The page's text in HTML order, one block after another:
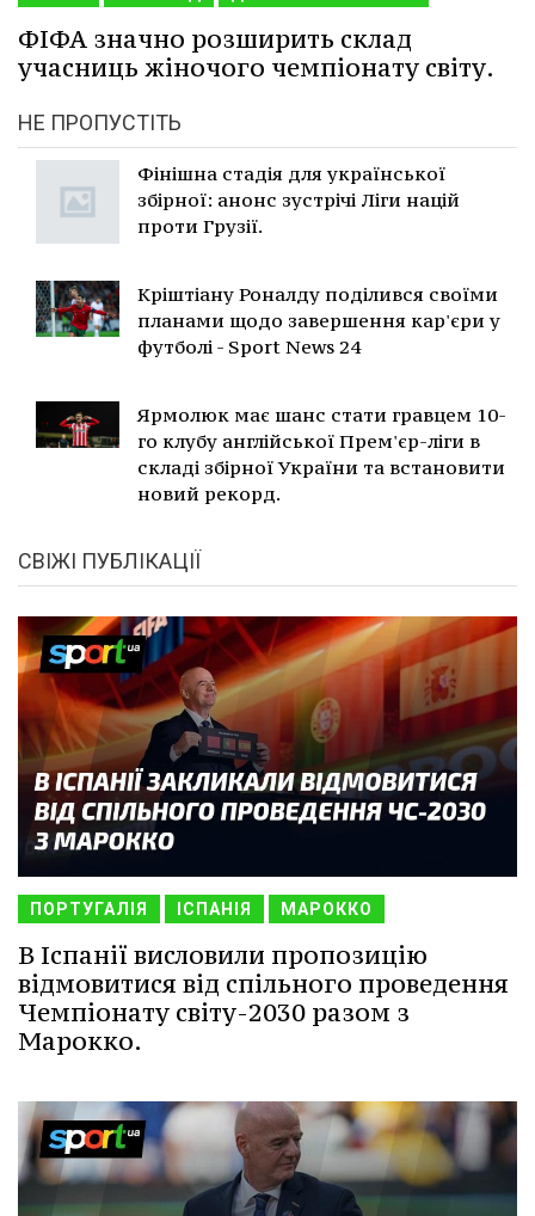
ФІФА значно розширить склад
учасниць жіночого чемпіонату світу.
НЕ ПРОПУСТІТЬ
Фінішна стадія для української
збірної: анонс зустрічі Ліги націй
проти Грузії.
Кріштіану Роналду поділився своїми
планами щодо завершення кар'єри у
футболі - Sport News 24
Ярмолюк має шанс стати гравцем 10-
го клубу англійської Прем'єр-ліги в
складі збірної України та встановити
новий рекорд.
СВІЖІ ПУБЛІКАЦІЇ
ПОРТУГАЛІЯ ІСПАНІЯ МАРОККО
В Іспанії висловили пропозицію
відмовитися від спільного проведення
Чемпіонату світу-2030 разом з
Марокко.